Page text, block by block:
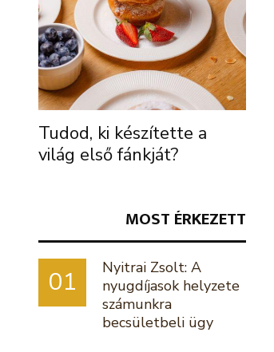
Tudod, ki készítette a
világ első fánkját?
MOST ÉRKEZETT
01
Nyitrai Zsolt: A
nyugdíjasok helyzete
számunkra
becsületbeli ügy